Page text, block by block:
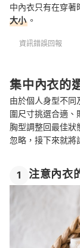
中內衣只有在穿著
大小 。
資訊錯誤回報
集中內衣的
由於個人身型不同
圍尺寸挑選合適、
胸型調整回最佳狀
忽略，接下來就將
1 注意內衣